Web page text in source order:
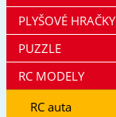
PLYŠOVÉ HRAČKY
PUZZLE
RC MODELY
RC auta